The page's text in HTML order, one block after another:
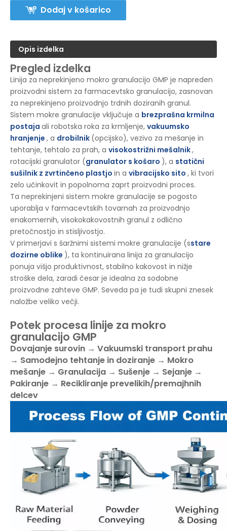
Dodaj v košarico
Opis izdelka
Pregled izdelka
Linija za neprekinjeno mokro granulacijo GMP je napreden
proizvodni sistem za farmacevtsko granulacijo, zasnovan
za neprekinjeno proizvodnjo trdnih doziranih granul.
Sistem mokre granulacije vključuje a brezprašna krmilna
postaja ali robotska roka za krmljenje, vakuumsko
hranjenje , a drobilnik (opcijsko), vezivo za mešanje in
tehtanje, tehtalo za prah, a visokostrižni mešalnik,
rotacijski granulator (granulator s košaro ), a statični
sušilnik z zvrtinčeno plastjo in a vibracijsko sito , ki tvori
zelo učinkovit in popolnoma zaprt proizvodni proces.
Ta neprekinjeni sistem mokre granulacije se pogosto
uporablja v farmacevtskih tovarnah za proizvodnjo
enakomernih, visokokakovostnih granul z odlično
pretočnostjo in stisljivostjo.
V primerjavi s šaržnimi sistemi mokre granulacije (sstare
dozirne oblike ), ta kontinuirana linija za granulacijo
ponuja višjo produktivnost, stabilno kakovost in nižje
stroške dela, zaradi česar je idealna za sodobne
proizvodne zahteve GMP. Seveda pa je tudi skupni znesek
naložbe veliko večji.
Potek procesa linije za mokro
granulacijo GMP
Dovajanje surovin → Vakuumski transport prahu
→ Samodejno tehtanje in doziranje → Mokro
mešanje → Granulacija → Sušenje → Sejanje →
Pakiranje → Recikliranje prevelikih/premajhnih
delcev